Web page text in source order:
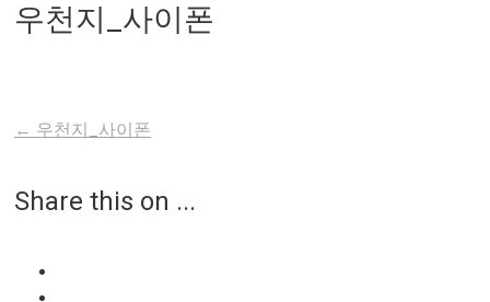
우천지_사이폰
navigation
← 우천지_사이폰
Share this on ...